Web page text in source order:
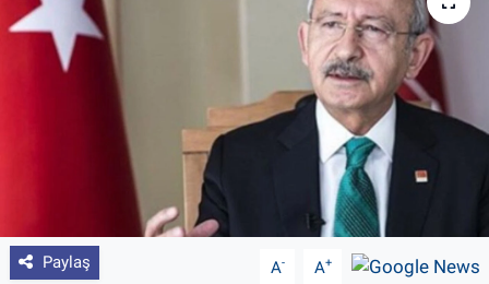
Paylaş A- A+
Yetiştirici Soruyor
Dünyada Tarım
Üretici Birlikleri
Şeker ve Şekerli Mamüller
Tahıllar ve Baklagiller